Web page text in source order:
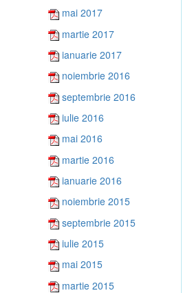
mai 2017
martie 2017
ianuarie 2017
noiembrie 2016
septembrie 2016
iulie 2016
mai 2016
martie 2016
ianuarie 2016
noiembrie 2015
septembrie 2015
iulie 2015
mai 2015
martie 2015